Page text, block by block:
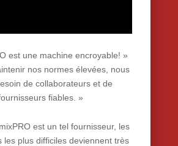
est une machine encroyable! »
nos normes élevées, nous
de collaborateurs et de
fiables. »
est un tel fournisseur, les
les plus difficiles deviennent très